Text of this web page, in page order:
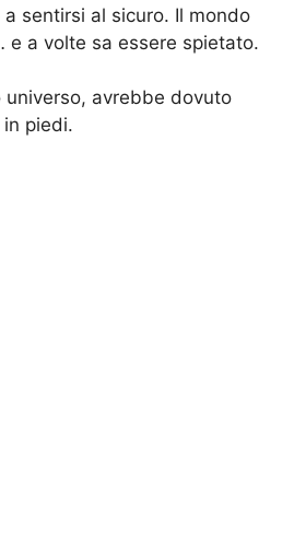
sentirsi al sicuro. Il mondo
e a volte sa essere spietato.
universo, avrebbe dovuto
piedi.